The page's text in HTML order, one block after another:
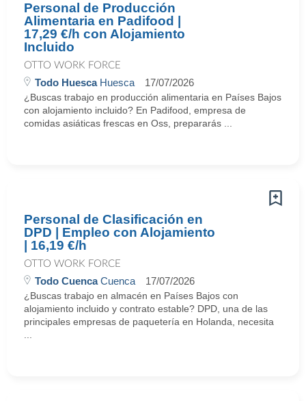
Personal de Producción
Alimentaria en Padifood |
17,29 €/h con Alojamiento
Incluido
OTTO WORK FORCE
Todo HuescaHuesca 17/07/2026
¿Buscas trabajo en producción alimentaria en Países Bajos
con alojamiento incluido? En Padifood, empresa de
comidas asiáticas frescas en Oss, prepararás ...
Personal de Clasificación en
DPD | Empleo con Alojamiento
| 16,19 €/h
OTTO WORK FORCE
Todo CuencaCuenca 17/07/2026
¿Buscas trabajo en almacén en Países Bajos con
alojamiento incluido y contrato estable? DPD, una de las
principales empresas de paquetería en Holanda, necesita